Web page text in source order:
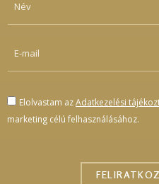
Elolvastam azAdatkezelési
marketing célú felhasználásához.